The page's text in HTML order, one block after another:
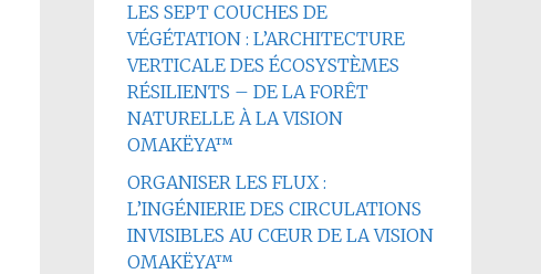
LES SEPT COUCHES DE
VÉGÉTATION : L’ARCHITECTURE
VERTICALE DES ÉCOSYSTÈMES
RÉSILIENTS – DE LA FORÊT
NATURELLE À LA VISION
OMAKËYA™
ORGANISER LES FLUX :
L’INGÉNIERIE DES CIRCULATIONS
INVISIBLES AU CŒUR DE LA VISION
OMAKËYA™